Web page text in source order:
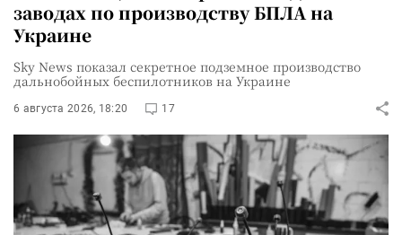
заводах по производству БПЛА на
Украине
Sky News показал секретное подземное производство
дальнобойных беспилотников на Украине
6 августа 2026, 18:20 17